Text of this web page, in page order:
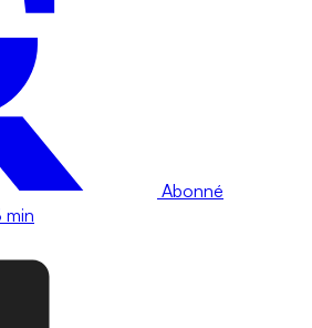
Abonné
min